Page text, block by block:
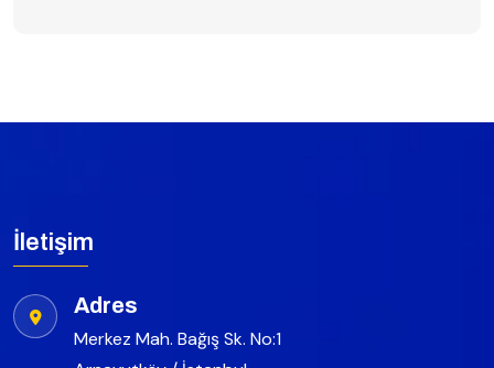
İletişim
Adres
Merkez Mah. Bağış Sk. No:1